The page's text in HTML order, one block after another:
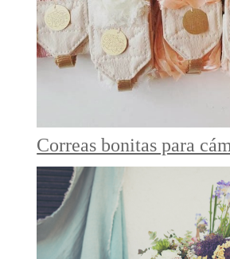
Correas bonitas para